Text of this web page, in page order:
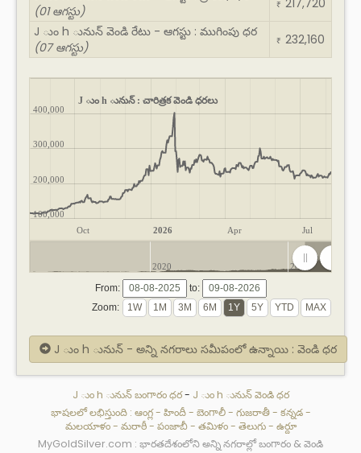
(01 ఆగస్టు)
₹
J ుం h ునున్ వెండి రేటు - ఆగస్టు : ముగింపు ధర
(07 ఆగస్టు)
₹ 232,160
J ుం h ునున్ : చారిత్రక వెండి ధరలు
Oct 2026 Apr Jul
100,000
200,000
300,000
400,000
2020 2025
From:
to:
Zoom:
J ుం h ునున్ - అన్ని నగరాలు సమీపంలో ఉన్నాయి : వెండి ధర
J ుం h ునున్ బంగారం ధర- J ుం h ునున్ వెండి ధర
భాషలలో లభిస్తుంది : ఆంగ్ల- హిందీ- బెంగాలీ- గుజరాతీ- కన్నడ-
మలయాళం- మరాఠీ- పంజాబీ- తమిళం- తెలుగు- ఉర్దూ
MyGoldSilver.com : భారతదేశంలోని అన్ని నగరాల్లో బంగారం & వెండి